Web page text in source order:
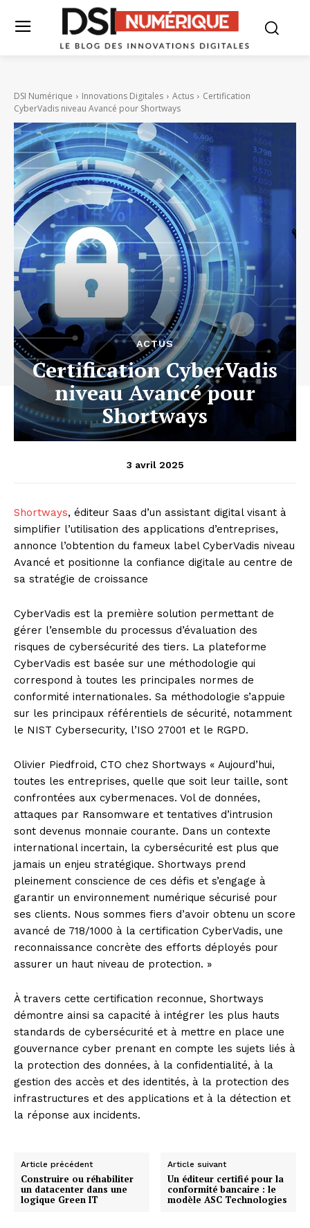
DSI Numérique Innovations Digitales Actus
Certification
CyberVadis niveau Avancé pour Shortways
ACTUS
Certification CyberVadis
niveau Avancé pour
Shortways
3 avril 2025
Shortways, éditeur Saas d’un assistant digital visant à
simplifier l’utilisation des applications d’entreprises,
annonce l’obtention du fameux label CyberVadis niveau
Avancé et positionne la confiance digitale au centre de
sa stratégie de croissance
CyberVadis est la première solution permettant de
gérer l’ensemble du processus d’évaluation des
risques de cybersécurité des tiers. La plateforme
CyberVadis est basée sur une méthodologie qui
correspond à toutes les principales normes de
conformité internationales. Sa méthodologie s’appuie
sur les principaux référentiels de sécurité, notamment
le NIST Cybersecurity, l’ISO 27001 et le RGPD.
Olivier Piedfroid, CTO chez Shortways « Aujourd’hui,
toutes les entreprises, quelle que soit leur taille, sont
confrontées aux cybermenaces. Vol de données,
attaques par Ransomware et tentatives d’intrusion
sont devenus monnaie courante. Dans un contexte
international incertain, la cybersécurité est plus que
jamais un enjeu stratégique. Shortways prend
pleinement conscience de ces défis et s’engage à
garantir un environnement numérique sécurisé pour
ses clients. Nous sommes fiers d’avoir obtenu un score
avancé de 718/1000 à la certification CyberVadis, une
reconnaissance concrète des efforts déployés pour
assurer un haut niveau de protection. »
À travers cette certification reconnue, Shortways
démontre ainsi sa capacité à intégrer les plus hauts
standards de cybersécurité et à mettre en place une
gouvernance cyber prenant en compte les sujets liés à
la protection des données, à la confidentialité, à la
gestion des accès et des identités, à la protection des
infrastructures et des applications et à la détection et
la réponse aux incidents.
Article précédent
Construire ou réhabiliter
un datacenter dans une
logique Green IT
Article suivant
Un éditeur certifié pour la
conformité bancaire : le
modèle ASC Technologies